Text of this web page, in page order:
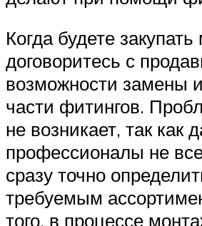
Когда будете
договоритесь с
возможности замены
части фитингов.
не возникает, так как
профессионалы не
сразу точно
требуемым
того, в процессе